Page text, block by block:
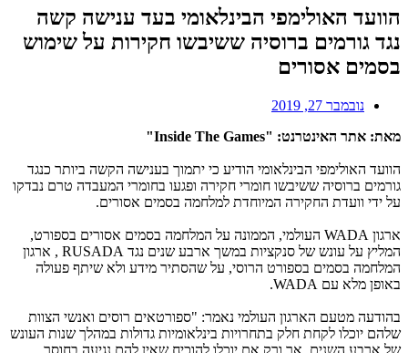
הוועד האולימפי הבינלאומי בעד ענישה קשה
נגד גורמים ברוסיה ששיבשו חקירות על שימוש
בסמים אסורים
נובמבר 27, 2019
מאת: אתר האינטרנט: "Inside The Games"
הוועד האולימפי הבינלאומי הודיע כי יתמוך בענישה הקשה ביותר כנגד
גורמים ברוסיה ששיבשו חומרי חקירה ופגעו בחומרי המעבדה טרם נבדקו
על ידי וועדת החקירה המיוחדת למלחמה בסמים אסורים.
ארגון WADA העולמי, הממונה על המלחמה בסמים אסורים בספורט,
המליץ על עונש של סנקציות במשך ארבע שנים נגד RUSADA , ארגון
המלחמה בסמים בספורט הרוסי, על שהסתיר מידע ולא שיתף פעולה
באופן מלא עם WADA.
בהודעה מטעם הארגון העולמי נאמר: "ספורטאים רוסים ואנשי הצוות
שלהם יוכלו לקחת חלק בתחרויות בינלאומיות גדולות במהלך שנות העונש
של ארבע השנים, אך ורק אם יוכלו להוכיח שאין להם נגיעה בחוסר